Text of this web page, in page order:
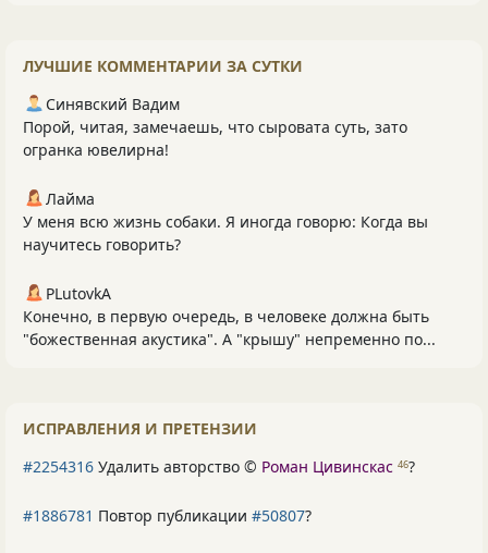
ЛУЧШИЕ КОММЕНТАРИИ ЗА СУТКИ
Синявский Вадим
Порой, читая, замечаешь, что сыровата суть, зато
огранка ювелирна!
Лайма
У меня всю жизнь собаки. Я иногда говорю: Когда вы
научитесь говорить?
PLutоvkА
Конечно, в первую очередь, в человеке должна быть
"божественная акустика". А "крышу" непременно по...
ИСПРАВЛЕНИЯ И ПРЕТЕНЗИИ
#2254316 Удалить авторство © Роман Цивинскас 46?
#1886781 Повтор публикации #50807?